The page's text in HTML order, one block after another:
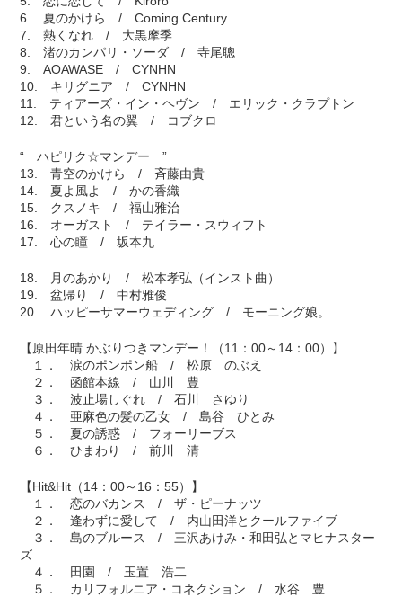
6. 夏のかけら / Coming Century
7. 熱くなれ / 大黒摩季
8. 渚のカンパリ・ソーダ / 寺尾聰
9. AOAWASE / CYNHN
10. キリグニア / CYNHN
11. ティアーズ・イン・ヘヴン / エリック・クラプトン
12. 君という名の翼 / コブクロ
“ ハピリク☆マンデー ”
13. 青空のかけら / 斉藤由貴
14. 夏よ風よ / かの香織
15. クスノキ / 福山雅治
16. オーガスト / テイラー・スウィフト
17. 心の瞳 / 坂本九
18. 月のあかり / 松本孝弘（インスト曲）
19. 盆帰り / 中村雅俊
20. ハッピーサマーウェディング / モーニング娘。
【原田年晴 かぶりつきマンデー！（11：00～14：00）】
１． 涙のポンポン船 / 松原 のぶえ
２． 函館本線 / 山川 豊
３． 波止場しぐれ / 石川 さゆり
４． 亜麻色の髪の乙女 / 島谷 ひとみ
５． 夏の誘惑 / フォーリーブス
６． ひまわり / 前川 清
【Hit&Hit（14：00～16：55）】
１． 恋のバカンス / ザ・ピーナッツ
２． 逢わずに愛して / 内山田洋とクールファイブ
３． 島のブルース / 三沢あけみ・和田弘とマヒナスター
ズ
４． 田園 / 玉置 浩二
５． カリフォルニア・コネクション / 水谷 豊